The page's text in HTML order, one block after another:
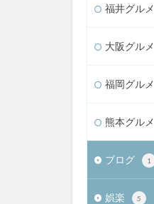
福井グルメ
大阪グルメ
福岡グルメ
熊本グルメ
ブログ 1
娯楽 5